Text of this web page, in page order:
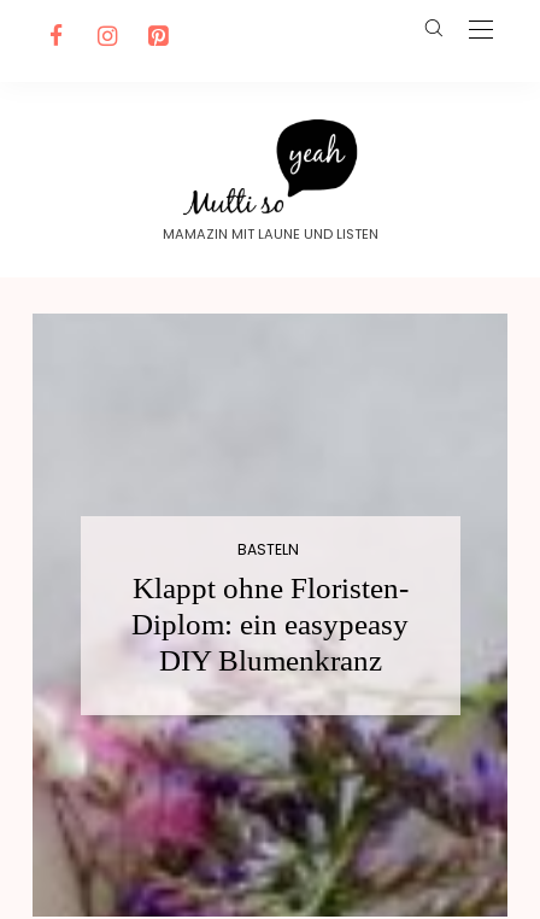
MAMAZIN MIT LAUNE UND LISTEN
BASTELN
Klappt ohne Floristen-
Diplom: ein easypeasy
DIY Blumenkranz